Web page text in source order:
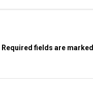
Required fields are marked